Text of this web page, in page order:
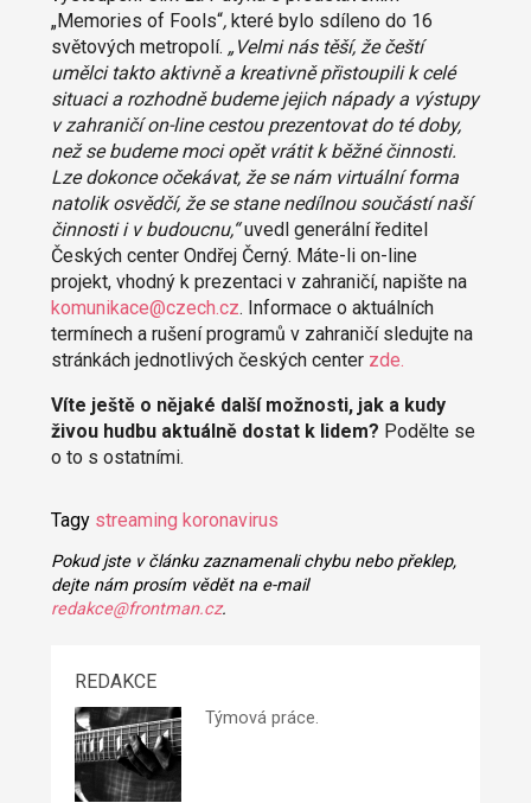
„Memories of Fools“,které bylo sdíleno do 16
světových metropolí. „Velmi nás těší, že čeští
umělci takto aktivně a kreativně přistoupili k celé
situaci a rozhodně budeme jejich nápady a výstupy
v zahraničí on-line cestou prezentovat do té doby,
než se budeme moci opět vrátit k běžné činnosti.
Lze dokonce očekávat, že se nám virtuální forma
natolik osvědčí, že se stane nedílnou součástí naší
činnosti i v budoucnu,“uvedl generální ředitel
Českých center Ondřej Černý. Máte-li on-line
projekt, vhodný k prezentaci v zahraničí, napište na
komunikace@czech.cz. Informace o aktuálních
termínech a rušení programů v zahraničí sledujte na
stránkách jednotlivých českých center zde.
Víte ještě o nějaké další možnosti, jak a kudy
živou hudbu aktuálně dostat k lidem? Podělte se
o to s ostatními.
Tagy streaming koronavirus
Pokud jste v článku zaznamenali chybu nebo překlep,
dejte nám prosím vědět na e-mail
redakce@frontman.cz.
REDAKCE
Týmová práce.